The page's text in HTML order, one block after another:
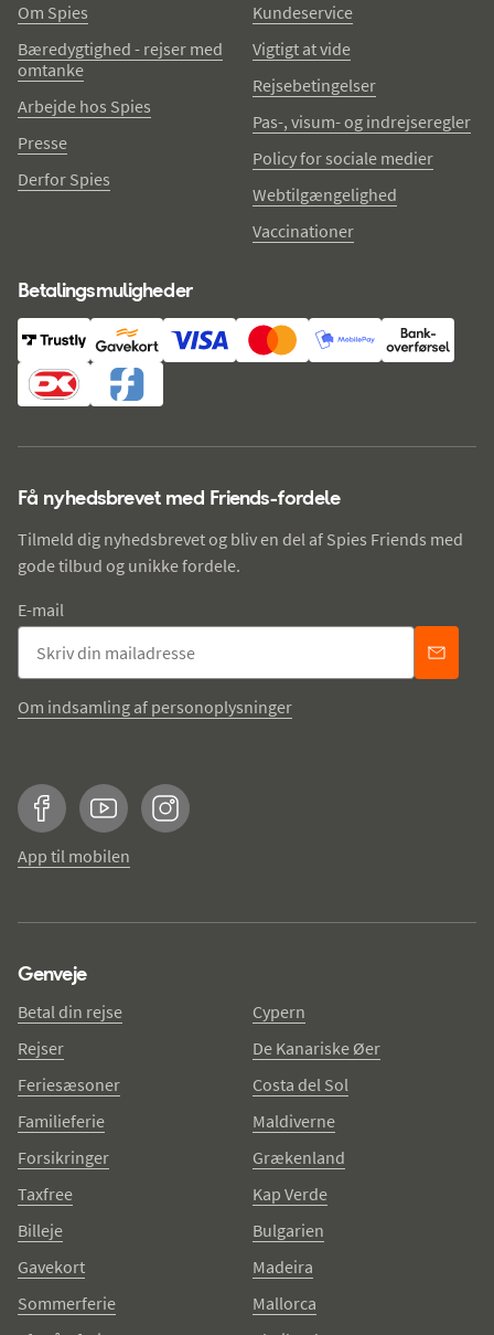
Om Spies
Bæredygtighed - rejser med
omtanke
Arbejde hos Spies
Presse
Derfor Spies
Kundeservice
Vigtigt at vide
Rejsebetingelser
Pas-, visum- og indrejseregler
Policy for sociale medier
Webtilgængelighed
Vaccinationer
Betalingsmuligheder
Få nyhedsbrevet med Friends-fordele
Tilmeld dig nyhedsbrevet og bliv en del af Spies Friends med
gode tilbud og unikke fordele.
E-mail
Om indsamling af personoplysninger
FacebookYouTubeInstagram
App til mobilen
Genveje
Betal din rejse
Rejser
Feriesæsoner
Familieferie
Forsikringer
Taxfree
Billeje
Gavekort
Sommerferie
Cypern
De Kanariske Øer
Costa del Sol
Maldiverne
Grækenland
Kap Verde
Bulgarien
Madeira
Mallorca